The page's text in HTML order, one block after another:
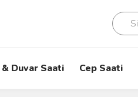
& Duvar Saati Cep Saati